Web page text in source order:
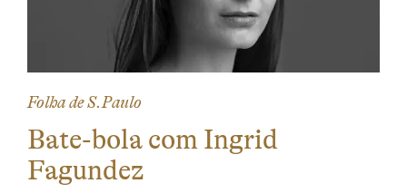
Folha de S.Paulo
Bate-bola com Ingrid
Fagundez